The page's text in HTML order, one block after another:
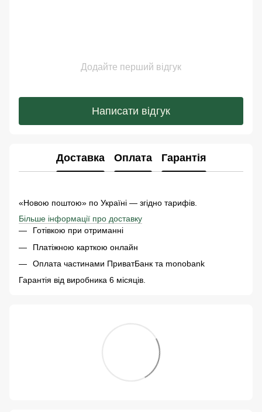
Додайте перший відгук
Написати відгук
Доставка Оплата Гарантія
«Новою поштою» по Україні — згідно тарифів.
Більше інформації про доставку
Готівкою при отриманні
Платіжною карткою онлайн
Оплата частинами ПриватБанк та monobank
Гарантія від виробника 6 місяців.